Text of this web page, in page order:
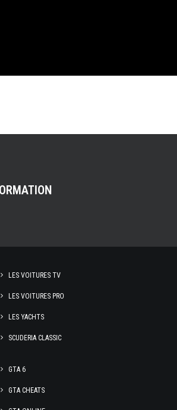
LES VOITURES TV
LES VOITURES PRO
LES YACHTS
SCUDERIA CLASSIC
GTA 6
GTA CHEATS